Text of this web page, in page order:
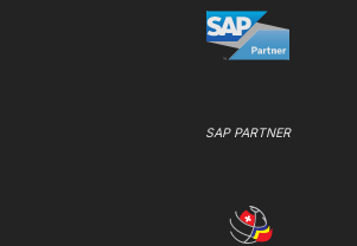
SAP PARTNER